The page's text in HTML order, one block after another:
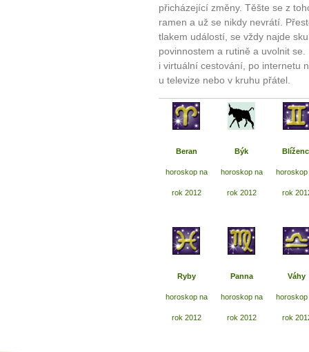
přicházející změny. Těšte se z
ramen a už se nikdy nevrátí.
tlakem událostí, se vždy najde
povinnostem a rutině a uvolnit
i virtuální cestování, po internetu
u televize nebo v kruhu přátel.
Beran
horoskop na
rok 2012
Býk
horoskop na
rok 2012
horoskop
rok
Ryby
horoskop na
rok 2012
Panna
horoskop na
rok 2012
Váhy
horoskop
rok